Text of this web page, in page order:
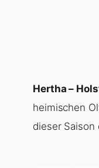
Hertha –
heimischen
dieser